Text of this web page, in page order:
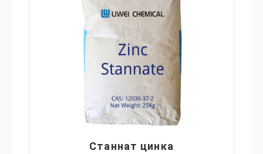
Станнат цинка